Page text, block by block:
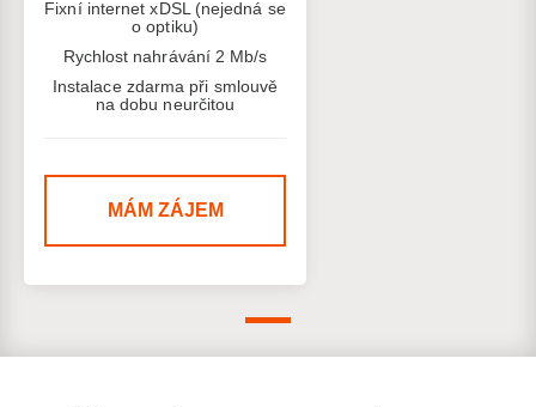
Fixní internet xDSL (nejedná se
o optiku)
Rychlost nahrávání 2 Mb/s
Instalace zdarma při smlouvě
na dobu neurčitou
MÁM ZÁJEM